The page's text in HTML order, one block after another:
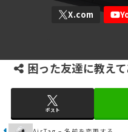
困った友達に教えて
ポスト